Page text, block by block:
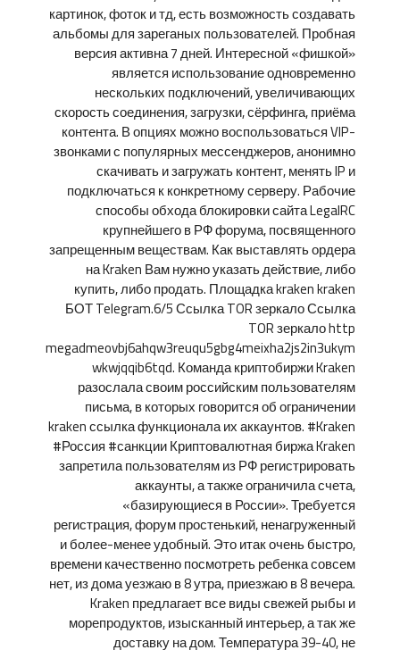
картинок, фоток и тд, есть возможность создавать
альбомы для зареганых пользователей. Пробная
версия активна 7 дней. Интересной «фишкой»
является использование одновременно
нескольких подключений, увеличивающих
скорость соединения, загрузки, сёрфинга, приёма
контента. В опциях можно воспользоваться VIP-
звонками с популярных мессенджеров, анонимно
скачивать и загружать контент, менять IP и
подключаться к конкретному серверу. Рабочие
способы обхода блокировки сайта LegalRC
крупнейшего в РФ форума, посвященного
запрещенным веществам. Как выставлять ордера
на Kraken Вам нужно указать действие, либо
купить, либо продать. Площадка kraken kraken
БОТ Telegram.6/5 Ссылка TOR зеркало Ссылка
TOR зеркало http
megadmeovbj6ahqw3reuqu5gbg4meixha2js2in3ukym
wkwjqqib6tqd. Команда криптобиржи Kraken
разослала своим российским пользователям
письма, в которых говорится об ограничении
kraken ссылка функционала их аккаунтов. #Kraken
#Россия #санкции Криптовалютная биржа Kraken
запретила пользователям из РФ регистрировать
аккаунты, а также ограничила счета,
«базирующиеся в России». Требуется
регистрация, форум простенький, ненагруженный
и более-менее удобный. Это итак очень быстро,
времени качественно посмотреть ребенка совсем
нет, из дома уезжаю в 8 утра, приезжаю в 8 вечера.
Kraken предлагает все виды свежей рыбы и
морепродуктов, изысканный интерьер, а так же
доставку на дом. Температура 39-40, не